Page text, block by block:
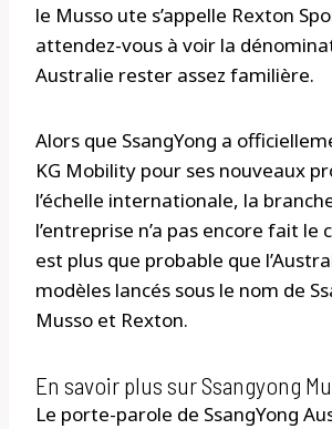
le Musso ute s’appelle Rexton
attendez-vous à voir la
Australie rester assez familière.
Alors que SsangYong a
KG Mobility pour ses nouveaux
l’échelle internationale, la
l’entreprise n’a pas encore fait le
est plus que probable que
modèles lancés sous le nom de
Musso et Rexton.
En savoir plus sur Ssangyong
Le porte-parole de SsangYong